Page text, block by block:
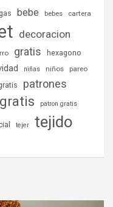
bebe bebes cartera
decoracion
gratis hexagono
niñas niños pareo
patrones
patron gratis
tejer tejido